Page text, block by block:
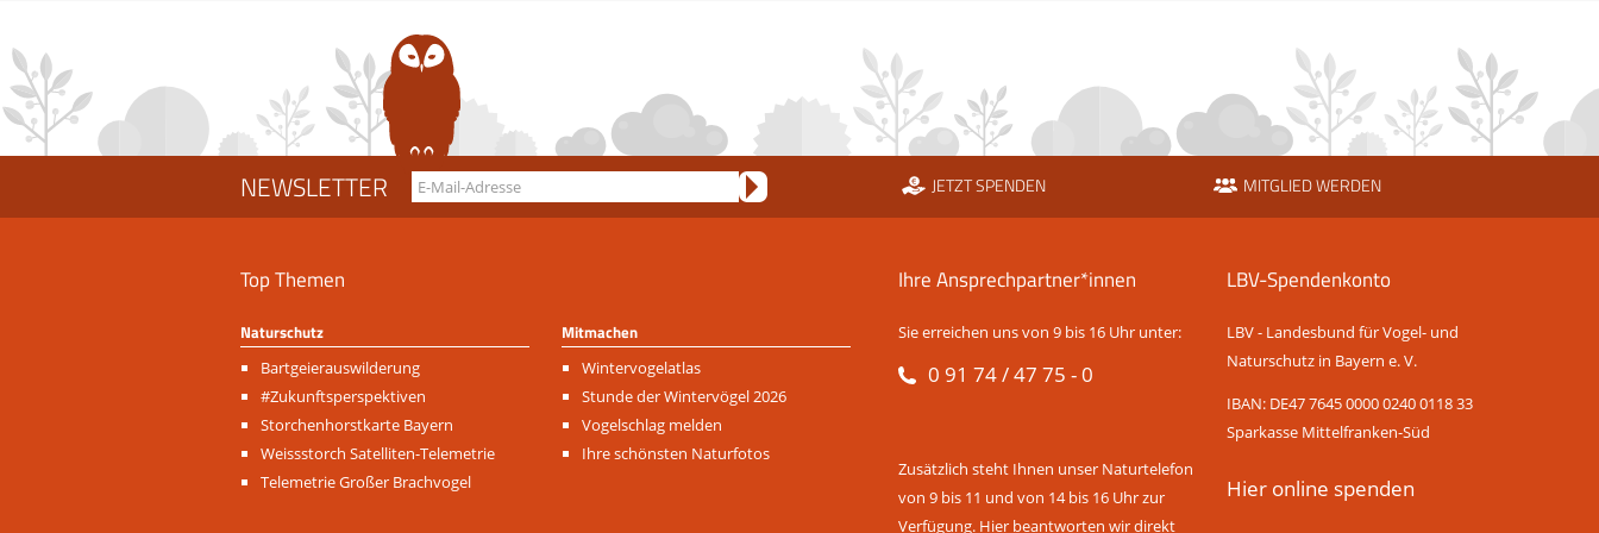
NEWSLETTER JETZT SPENDEN MITGLIED WERDEN
Top Themen
Naturschutz
Navigation
überspringen
Bartgeierauswilderung
#Zukunftsperspektiven
Storchenhorstkarte Bayern
Weissstorch Satelliten-Telemetrie
Telemetrie Großer Brachvogel
Mitmachen
Navigation
überspringen
Wintervogelatlas
Stunde der Wintervögel 2026
Vogelschlag melden
Ihre schönsten Naturfotos
Ihre Ansprechpartner*innen
Sie erreichen uns von 9 bis 16 Uhr unter:
0 91 74 / 47 75 - 0
Zusätzlich steht Ihnen unser Naturtelefon
von 9 bis 11 und von 14 bis 16 Uhr zur
Verfügung. Hier beantworten wir direkt
LBV-Spendenkonto
LBV - Landesbund für Vogel- und
Naturschutz in Bayern e. V.
IBAN: DE47 7645 0000 0240 0118 33
Sparkasse Mittelfranken-Süd
Hier online spenden